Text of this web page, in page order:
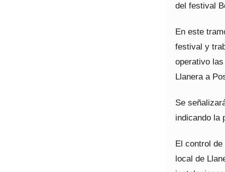
del festival
En este
festival y
operativo
Llanera a
Se
indicando la
El control
local de